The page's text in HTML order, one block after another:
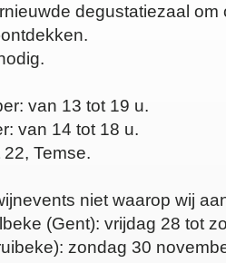
degustatiezaal om
van 13 tot 19 u.
van 14 tot 18 u.
Temse.
niet waarop wij
(Gent): vrijdag 28 tot
zondag 30